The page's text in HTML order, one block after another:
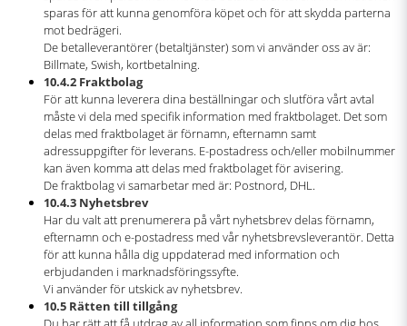
sparas för att kunna genomföra köpet och för att skydda parterna
mot bedrägeri.
De betalleverantörer (betaltjänster) som vi använder oss av är:
Billmate, Swish, kortbetalning.
10.4.2 Fraktbolag
För att kunna leverera dina beställningar och slutföra vårt avtal
måste vi dela med specifik information med fraktbolaget. Det som
delas med fraktbolaget är förnamn, efternamn samt
adressuppgifter för leverans. E-postadress och/eller mobilnummer
kan även komma att delas med fraktbolaget för avisering.
De fraktbolag vi samarbetar med är: Postnord, DHL.
10.4.3 Nyhetsbrev
Har du valt att prenumerera på vårt nyhetsbrev delas förnamn,
efternamn och e-postadress med vår nyhetsbrevsleverantör. Detta
för att kunna hålla dig uppdaterad med information och
erbjudanden i marknadsföringssyfte.
Vi använder för utskick av nyhetsbrev.
10.5 Rätten till tillgång